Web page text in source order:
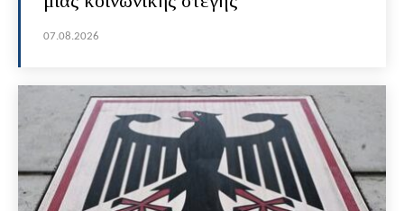
07.08.2026